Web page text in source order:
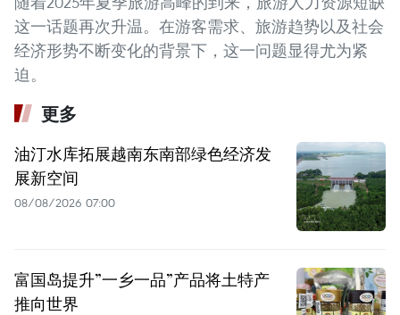
这一话题再次升温。在游客需求、旅游趋势以及社会
经济形势不断变化的背景下，这一问题显得尤为紧
迫。
更多
油汀水库拓展越南东南部绿色经济发
展新空间
08/08/2026 07:00
富国岛提升”一乡一品”产品将土特产
推向世界